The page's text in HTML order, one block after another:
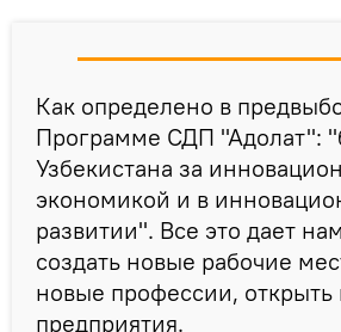
Как определено в
Программе СДП "Адолат":
Узбекистана за
экономикой и в
развитии". Все это дает
создать новые рабочие
новые профессии,
предприятия.